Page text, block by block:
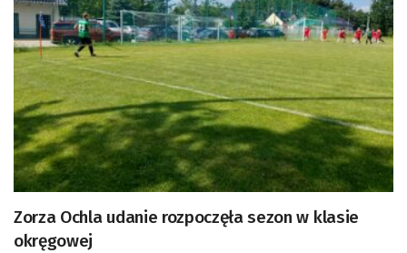
Zorza Ochla udanie rozpoczęła sezon w klasie
okręgowej